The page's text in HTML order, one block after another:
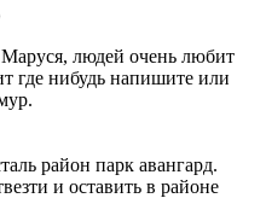
Маруся, людей очень любит
где нибудь напишите или
район парк авангард.
и оставить в районе